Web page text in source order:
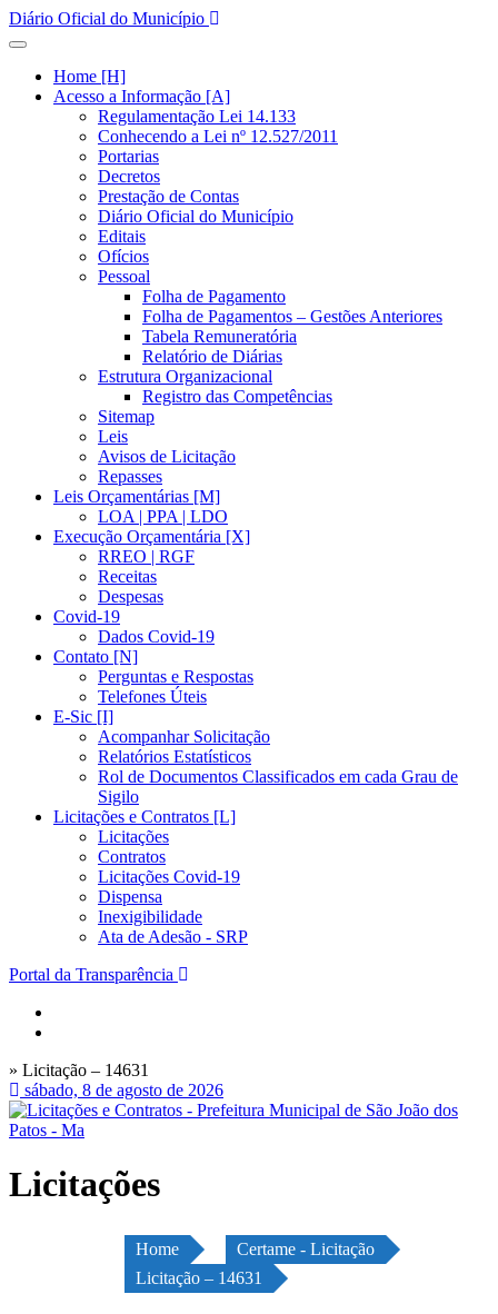
Diário Oficial do Município
Home [H]
Acesso a Informação [A]
Regulamentação Lei 14.133
Conhecendo a Lei nº 12.527/2011
Portarias
Decretos
Prestação de Contas
Diário Oficial do Município
Editais
Ofícios
Pessoal
Folha de Pagamento
Folha de Pagamentos – Gestões Anteriores
Tabela Remuneratória
Relatório de Diárias
Estrutura Organizacional
Registro das Competências
Sitemap
Leis
Avisos de Licitação
Repasses
Leis Orçamentárias [M]
LOA | PPA | LDO
Execução Orçamentária [X]
RREO | RGF
Receitas
Despesas
Covid-19
Dados Covid-19
Contato [N]
Perguntas e Respostas
Telefones Úteis
E-Sic [I]
Acompanhar Solicitação
Relatórios Estatísticos
Rol de Documentos Classificados em cada Grau de
Sigilo
Licitações e Contratos [L]
Licitações
Contratos
Licitações Covid-19
Dispensa
Inexigibilidade
Ata de Adesão - SRP
Portal da Transparência
» Licitação – 14631
sábado, 8 de agosto de 2026
Licitações
Home
Certame - Licitação
Licitação – 14631